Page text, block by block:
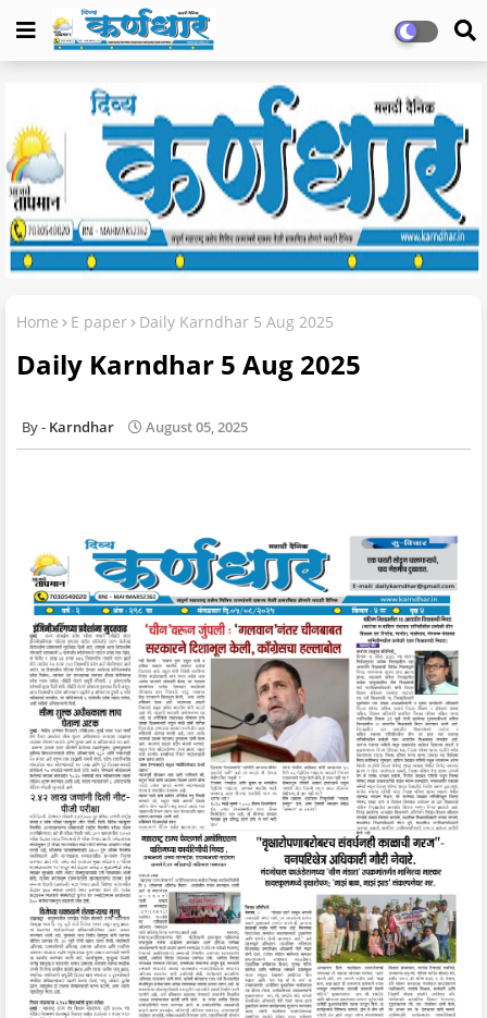
Home E paper Daily Karndhar 5 Aug 2025
Daily Karndhar 5 Aug 2025
Karndhar August 05, 2025